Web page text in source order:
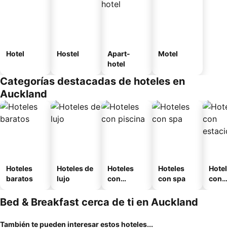
Hotel Hostel
Apart-
hotel
Motel
Categorías destacadas de hoteles en
Auckland
Hoteles
baratos
Hoteles de
lujo
Hoteles
con
Hoteles
con spa
con
Bed & Breakfast cerca de ti en Auckland
También te pueden interesar estos hoteles...